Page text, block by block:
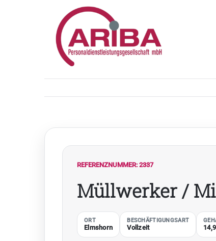
REFERENZNUMMER: 2337
Müllwerker /
ORT
Elmshorn
BESCHÄFTIGUNGSART
Vollzeit